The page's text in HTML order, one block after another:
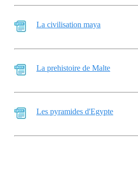
La civilisation maya
La prehistoire de Malte
Les pyramides d'Egypte